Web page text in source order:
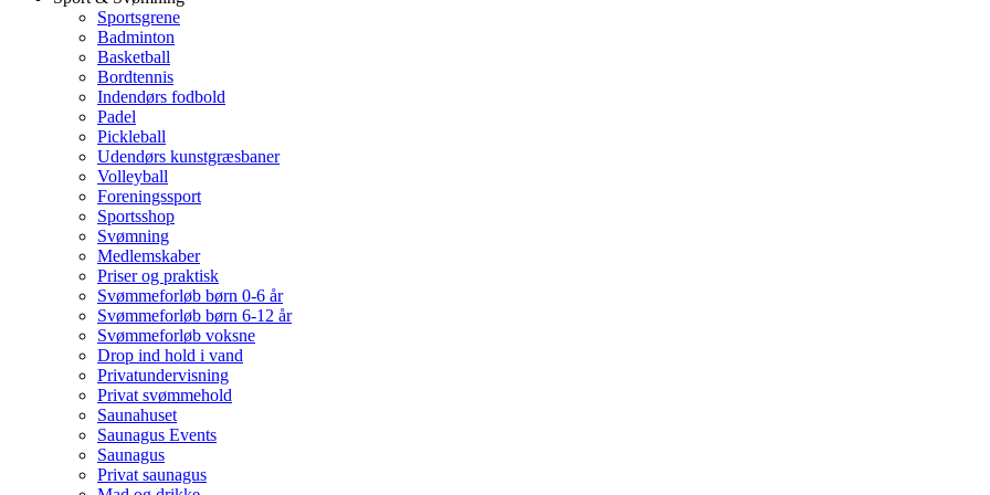
Sportsgrene
Badminton
Basketball
Bordtennis
Indendørs fodbold
Padel
Pickleball
Udendørs kunstgræsbaner
Volleyball
Foreningssport
Sportsshop
Svømning
Medlemskaber
Priser og praktisk
Svømmeforløb børn 0-6 år
Svømmeforløb børn 6-12 år
Svømmeforløb voksne
Drop ind hold i vand
Privatundervisning
Privat svømmehold
Saunahuset
Saunagus Events
Saunagus
Privat saunagus